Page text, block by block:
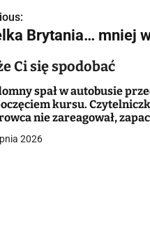
Brytania… mniej
Ci się spodobać
spał w autobusie
kursu.
nie zareagował,
2026